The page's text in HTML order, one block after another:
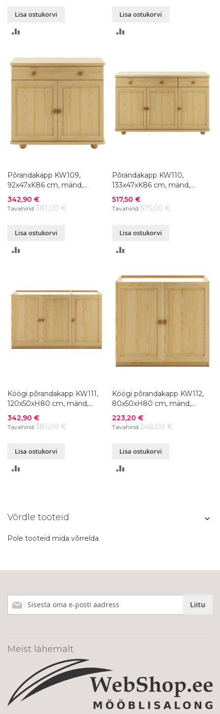
Lisa ostukorvi
Lisa ostukorvi
Põrandakapp KW109,
92x47xK86 cm, mänd,
värvivalik
Soodushind
342,90 €
Tavahind 381,00 €
Lisa ostukorvi
Põrandakapp KW110,
133x47xK86 cm, mänd,
värvivalik
Soodushind
517,50 €
Tavahind 575,00 €
Lisa ostukorvi
Köögi põrandakapp KW111,
120x50xH80 cm, mänd,
värvivalik
Soodushind
342,90 €
Tavahind 381,00 €
Lisa ostukorvi
Köögi põrandakapp KW112,
80x50xH80 cm, mänd,
värvivalik
Soodushind
223,20 €
Tavahind 248,00 €
Lisa ostukorvi
Võrdle tooteid
Pole tooteid mida võrrelda.
meie
Liitu
Meist lähemalt